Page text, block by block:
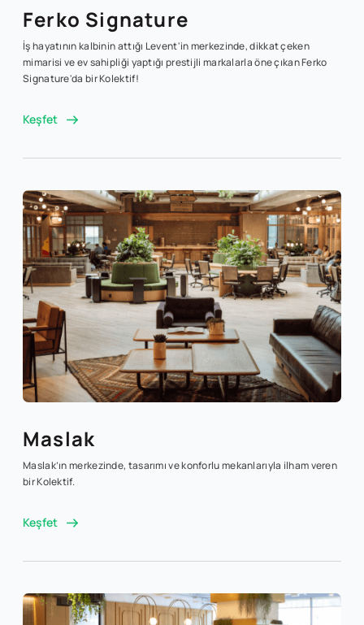
Ferko Signature
İş hayatının kalbinin attığı Levent'in merkezinde, dikkat çeken
mimarisi ve ev sahipliği yaptığı prestijli markalarla öne çıkan Ferko
Signature'da bir Kolektif!
Keşfet
Maslak
Maslak’ın merkezinde, tasarımı ve konforlu mekanlarıyla ilham veren
bir Kolektif.
Keşfet